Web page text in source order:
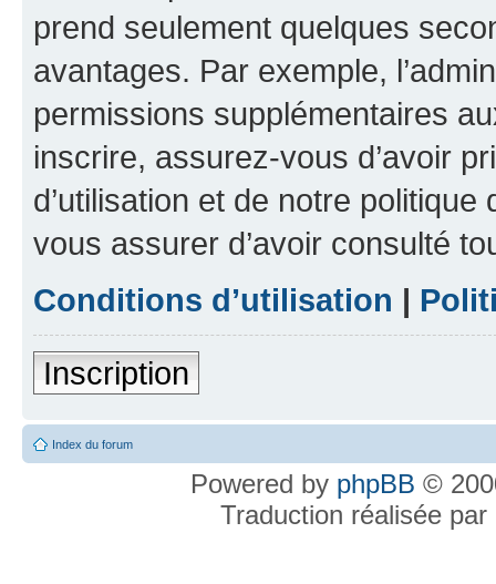
prend seulement quelques
avantages. Par exemple,
permissions supplémentaires
inscrire, assurez-vous d’avoir
d’utilisation et de notre
vous assurer d’avoir consulté
Conditions d’utilisation |
Inscription
Index du forum
Powered by phpBB ©
Traduction réalisée par